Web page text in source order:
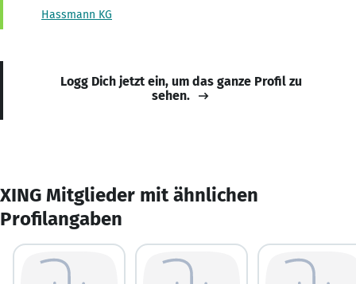
Hassmann KG
Logg Dich jetzt ein, um das ganze Profil zu
sehen.
XING Mitglieder mit ähnlichen
Profilangaben